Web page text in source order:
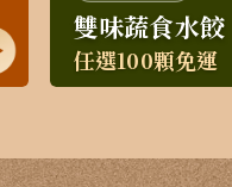
雙味蔬食水餃
任選100顆免運